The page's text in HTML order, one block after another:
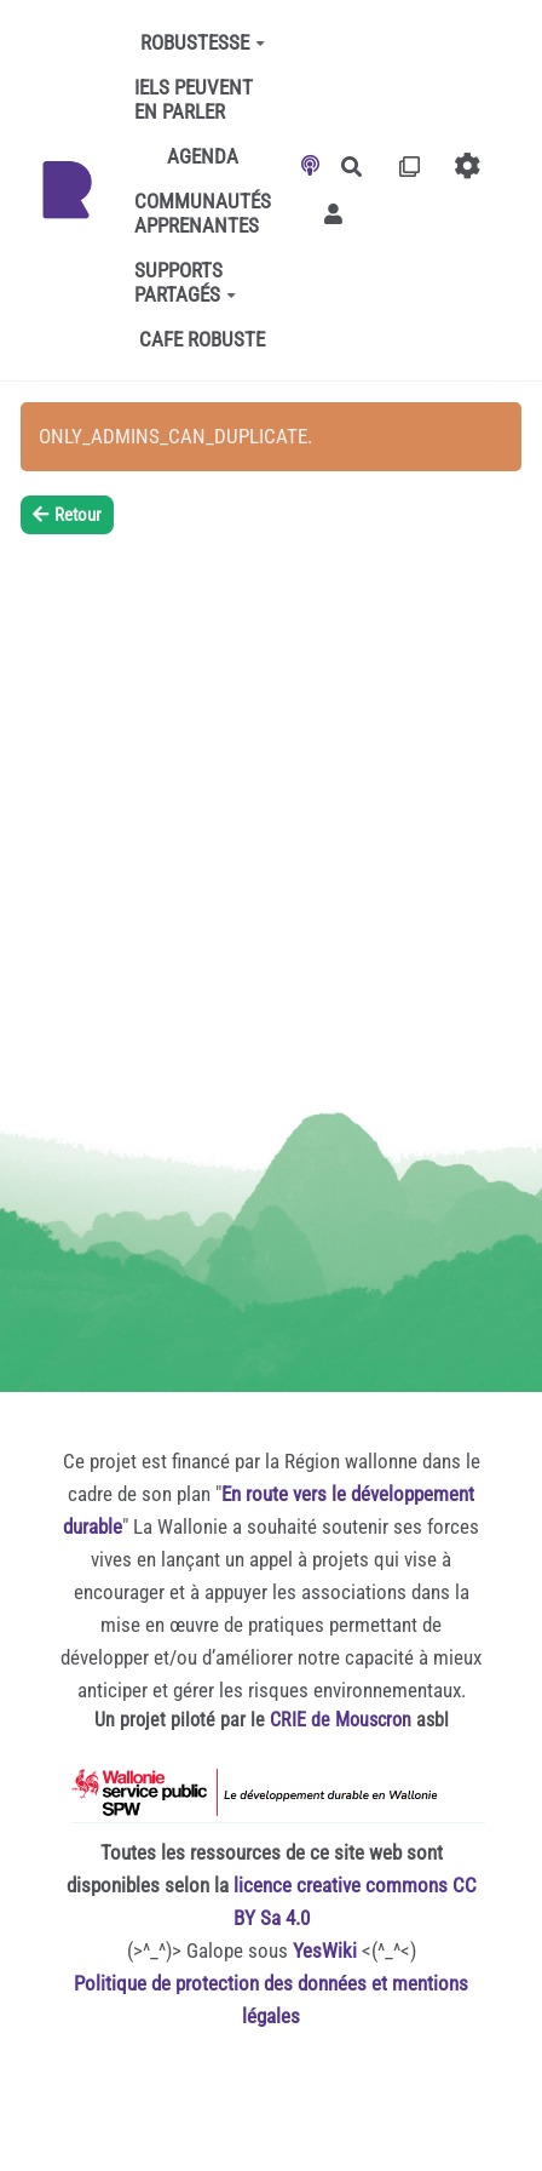
Aller au contenu principal
ROBUSTESSE
IELS PEUVENT
EN PARLER
AGENDA
COMMUNAUTÉS
APPRENANTES
SUPPORTS
PARTAGÉS
CAFE ROBUSTE
Rechercher
ONLY_ADMINS_CAN_DUPLICATE.
Retour
Ce projet est financé par la Région wallonne dans le
cadre de son plan "En route vers le développement
durable" La Wallonie a souhaité soutenir ses forces
vives en lançant un appel à projets qui vise à
encourager et à appuyer les associations dans la
mise en œuvre de pratiques permettant de
développer et/ou d’améliorer notre capacité à mieux
anticiper et gérer les risques environnementaux.
Un projet piloté par le CRIE de Mouscronasbl
Toutes les ressources de ce site web sont
disponibles selon la licence creative commons CC
BY Sa 4.0
(>^_^)> Galope sous YesWiki<(^_^<)
Politique de protection des données et mentions
légales